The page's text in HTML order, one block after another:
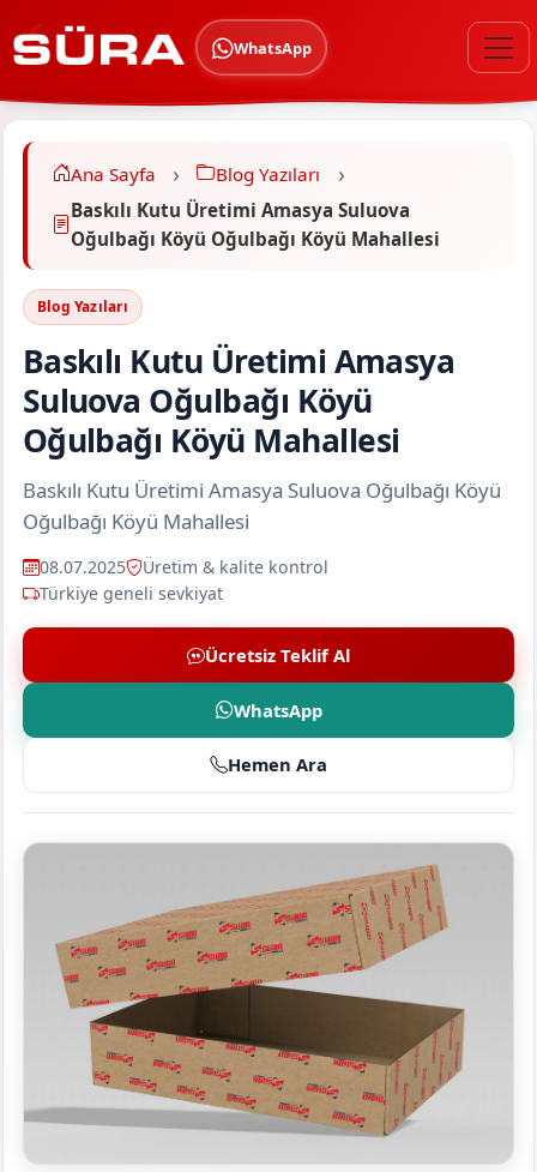
WhatsApp
Ana Sayfa
Blog Yazıları
Baskılı Kutu Üretimi Amasya Suluova
Oğulbağı Köyü Oğulbağı Köyü Mahallesi
Blog Yazıları
Baskılı Kutu Üretimi Amasya
Suluova Oğulbağı Köyü
Oğulbağı Köyü Mahallesi
Baskılı Kutu Üretimi Amasya Suluova Oğulbağı Köyü
Oğulbağı Köyü Mahallesi
08.07.2025
Üretim & kalite kontrol
Türkiye geneli sevkiyat
Ücretsiz Teklif Al
WhatsApp
Hemen Ara